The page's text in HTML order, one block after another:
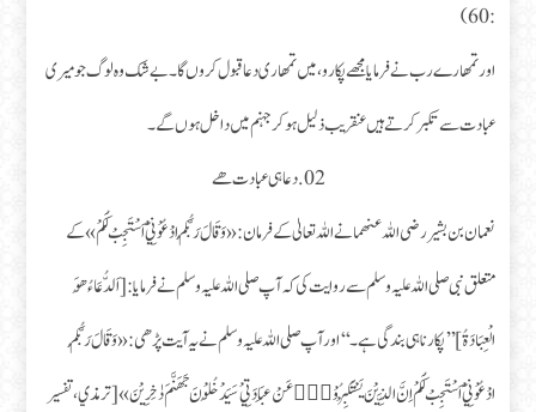
: 60)
اور تمھارے رب نے فرمایا مجھے پکارو، میں تمھاری دعا قبول کروں گا۔ بے شک وہ لوگ جو میری
عبادت سے تکبر کرتے ہیں عنقریب ذلیل ہو کر جہنم میں داخل ہوں گے۔
02.دعا ہی عبادت ھے
نعمان بن بشیر رضی اللہ عنھما نے اللہ تعالیٰ کے فرمان : « وَ قَالَ رَبُّكُمُ ادْعُوْنِيْۤ اَسْتَجِبْ لَكُمْ » کے
متعلق نبی صلی اللہ علیہ وسلم سے روایت کی کہ آپ صلی اللہ علیہ وسلم نے فرمایا : [ اَلدُّعَاءُ هُوَ
الْعِبَادَةُ ] ’’پکارنا ہی بندگی ہے۔‘‘ اور آپ صلی اللہ علیہ وسلم نے یہ آیت پڑھی : « وَ قَالَ رَبُّكُمُ
ادْعُوْنِيْۤ اَسْتَجِبْ لَكُمْ اِنَّ الَّذِيْنَ يَسْتَكْبِرُوْنَ۠ عَنْ عِبَادَتِيْ سَيَدْخُلُوْنَ جَهَنَّمَ دٰخِرِيْنَ» [ ترمذي، تفسیر